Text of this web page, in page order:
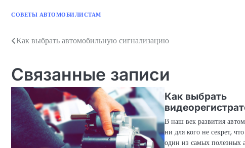
СОВЕТЫ АВТОМОБИЛИСТАМ
Навигация
записям
Как выбрать автомобильную сигнализацию
Связанные записи
Как выбрать
В наш век развития
ни для кого не секрет,
один из самых полезных